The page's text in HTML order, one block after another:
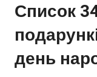
Список
день